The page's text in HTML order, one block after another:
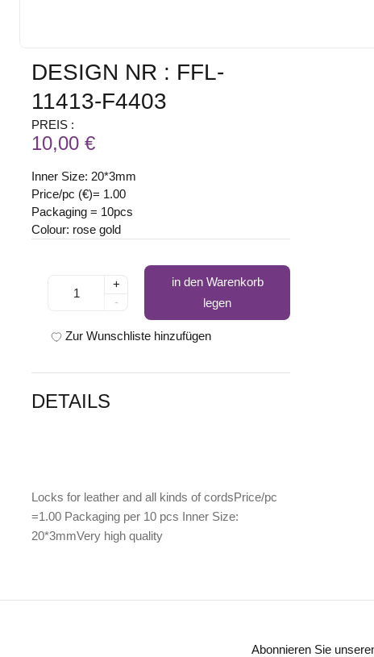
DESIGN NR : FFL-
11413-F4403
PREIS :
10,00 €
Inner Size: 20*3mm
Price/pc (€)= 1.00
Packaging = 10pcs
Colour: rose gold
+
-
in den Warenkorb
legen
Zur Wunschliste hinzufügen
DETAILS
Locks for leather and all kinds of cordsPrice/pc
=1.00 Packaging per 10 pcs Inner Size:
20*3mmVery high quality
Abonnieren Sie